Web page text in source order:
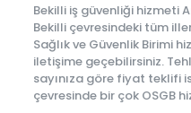
Bekilli iş güvenliği hizmeti
Bekilli çevresindeki tüm
Sağlık ve Güvenlik Birimi
iletişime geçebilirsiniz.
sayınıza göre fiyat teklifi
çevresinde bir çok OSGB